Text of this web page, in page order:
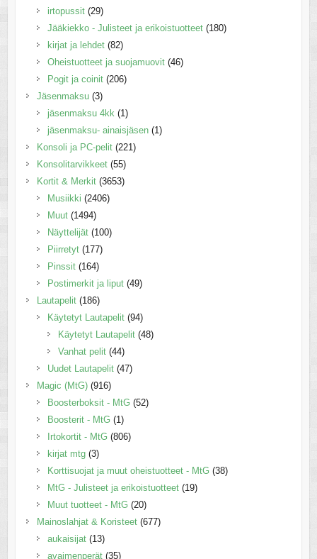
irtopussit (29)
Jääkiekko - Julisteet ja erikoistuotteet (180)
kirjat ja lehdet (82)
Oheistuotteet ja suojamuovit (46)
Pogit ja coinit (206)
Jäsenmaksu (3)
jäsenmaksu 4kk (1)
jäsenmaksu- ainaisjäsen (1)
Konsoli ja PC-pelit (221)
Konsolitarvikkeet (55)
Kortit & Merkit (3653)
Musiikki (2406)
Muut (1494)
Näyttelijät (100)
Piirretyt (177)
Pinssit (164)
Postimerkit ja liput (49)
Lautapelit (186)
Käytetyt Lautapelit (94)
Käytetyt Lautapelit (48)
Vanhat pelit (44)
Uudet Lautapelit (47)
Magic (MtG) (916)
Boosterboksit - MtG (52)
Boosterit - MtG (1)
Irtokortit - MtG (806)
kirjat mtg (3)
Korttisuojat ja muut oheistuotteet - MtG (38)
MtG - Julisteet ja erikoistuotteet (19)
Muut tuotteet - MtG (20)
Mainoslahjat & Koristeet (677)
aukaisijat (13)
avaimenperät (35)